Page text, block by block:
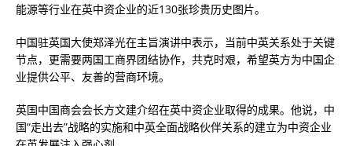
能源等行业在英中资企业的近130张珍贵历史图片。
中国驻英国大使郑泽光在主旨演讲中表示，当前中英关系处于关键
节点，更需要两国工商界团结协作，共克时艰，希望英方为中国企
业提供公平、友善的营商环境。
英国中国商会会长方文建介绍在英中资企业取得的成果。他说，中
国“走出去”战略的实施和中英全面战略伙伴关系的建立为中资企业